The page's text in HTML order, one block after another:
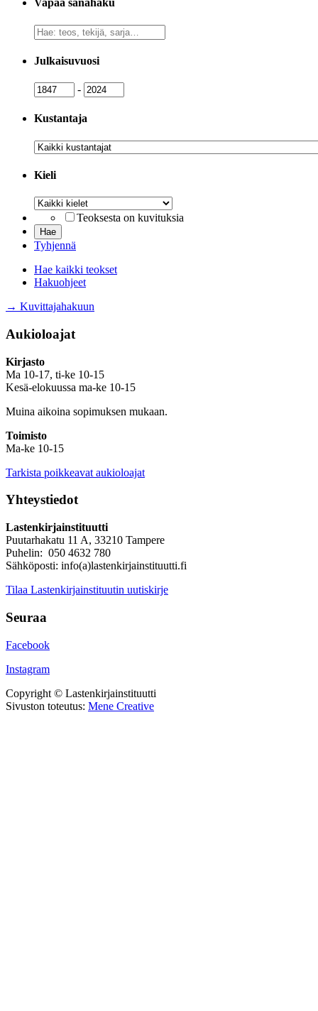
Vapaa sanahaku
Vapaa
sanahaku
Julkaisuvuosi
Julkaisuvuosi
- Julkaisuvuosi
Kustantaja
Kustantaja
Kieli
Kieli
Teoksesta on kuvituksia
Tyhjennä
Hae kaikki teokset
Hakuohjeet
→ Kuvittajahakuun
Aukioloajat
Kirjasto
Ma 10-17, ti-ke 10-15
Kesä-elokuussa ma-ke 10-15
Muina aikoina sopimuksen mukaan.
Toimisto
Ma-ke 10-15
Tarkista poikkeavat aukioloajat
Yhteystiedot
Lastenkirjainstituutti
Puutarhakatu 11 A, 33210 Tampere
Puhelin: 050 4632 780
Sähköposti: info(a)lastenkirjainstituutti.fi
Tilaa Lastenkirjainstituutin uutiskirje
Seuraa
Facebook
Instagram
Copyright © Lastenkirjainstituutti
Sivuston toteutus: Mene Creative